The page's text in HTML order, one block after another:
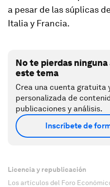
a pesar de las súplicas
Italia y Francia.
No te pierdas
este tema
Crea una cuenta gratuita
personalizada de
publicaciones y análisis.
Inscríbete de
Licencia y republicación
Los artículos del Foro